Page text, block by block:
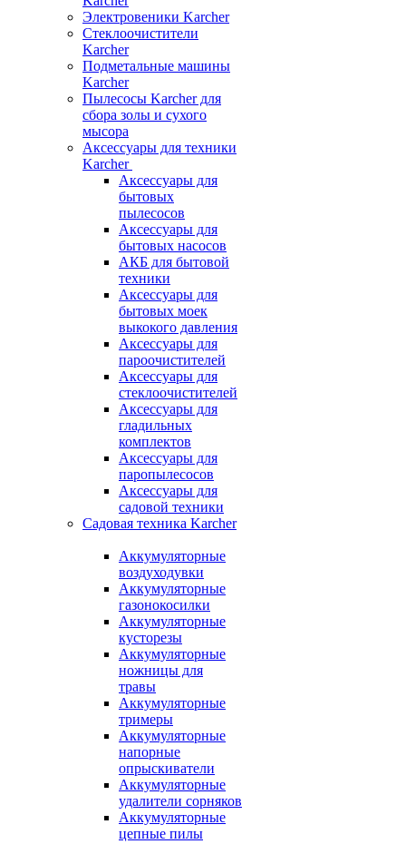
Электровеники Karcher
Стеклоочистители
Karcher
Подметальные машины
Karcher
Пылесосы Karcher для
сбора золы и сухого
мысора
Аксессуары для техники
Karcher
Аксессуары для
бытовых
пылесосов
Аксессуары для
бытовых насосов
АКБ для бытовой
техники
Аксессуары для
бытовых моек
выкокого давления
Аксессуары для
пароочистителей
Аксессуары для
стеклоочистителей
Аксессуары для
гладильных
комплектов
Аксессуары для
паропылесосов
Аксессуары для
садовой техники
Садовая техника Karcher
Аккумуляторные
воздуходувки
Аккумуляторные
газонокосилки
Аккумуляторные
кусторезы
Аккумуляторные
ножницы для
травы
Аккумуляторные
тримеры
Аккумуляторные
напорные
опрыскиватели
Аккумуляторные
удалители сорняков
Аккумуляторные
цепные пилы